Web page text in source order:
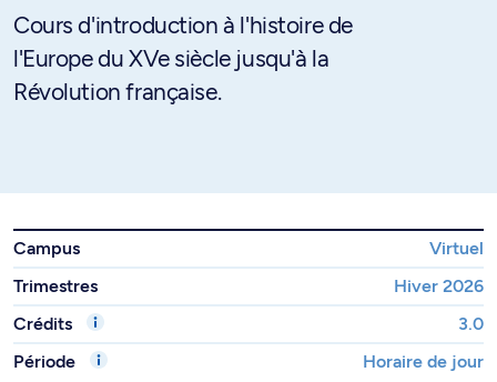
Cours d'introduction à l'histoire de
l'Europe du XVe siècle jusqu'à la
Révolution française.
Campus
Virtuel
Trimestres
Hiver 2026
Crédits
3.0
Période
Horaire de jour